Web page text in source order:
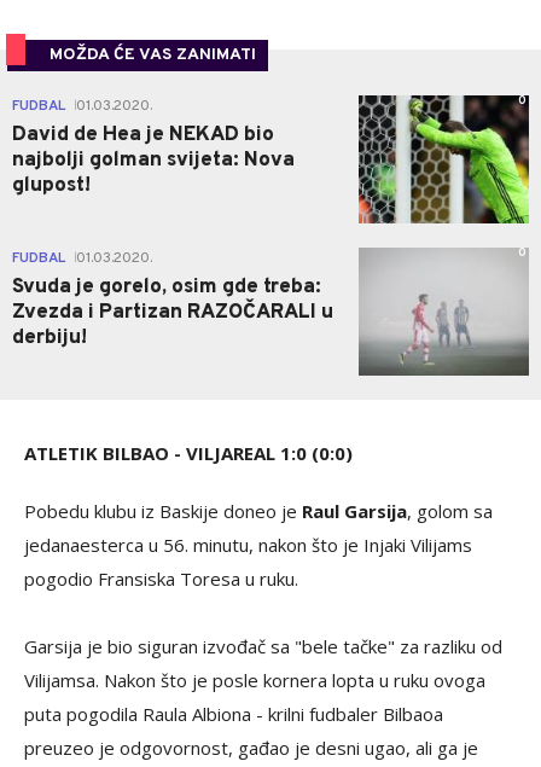
MOŽDA ĆE VAS ZANIMATI
FUDBAL 01.03.2020.
David de Hea je NEKAD bio
najbolji golman svijeta: Nova
glupost!
0
FUDBAL 01.03.2020.
Svuda je gorelo, osim gde treba:
Zvezda i Partizan RAZOČARALI u
derbiju!
0
ATLETIK BILBAO - VILJAREAL 1:0 (0:0)
Pobedu klubu iz Baskije doneo je Raul Garsija, golom sa
jedanaesterca u 56. minutu, nakon što je Injaki Vilijams
pogodio Fransiska Toresa u ruku.
Garsija je bio siguran izvođač sa "bele tačke" za razliku od
Vilijamsa. Nakon što je posle kornera lopta u ruku ovoga
puta pogodila Raula Albiona - krilni fudbaler Bilbaoa
preuzeo je odgovornost, gađao je desni ugao, ali ga je